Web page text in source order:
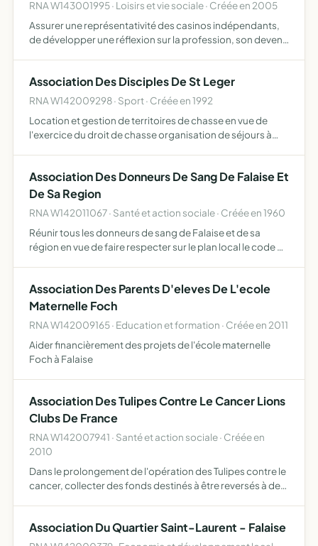
RNA W143001995 · Loisirs et vie sociale · Créée en 2005
Assurer une représentativité des casinos indépendants,
de développer une réflexion sur la profession, son devenir
Association Des Disciples De St Leger
RNA W142009298 · Sport · Créée en 1992
Location et gestion de territoires de chasse en vue de
l'exercice du droit de chasse organisation de séjours à
Association Des Donneurs De Sang De Falaise Et
De Sa Region
RNA W142011067 · Santé et action sociale · Créée en 1960
Réunir tous les donneurs de sang de Falaise et de sa
région en vue de faire respecter sur le plan local le code du
Association Des Parents D'eleves De L'ecole
Maternelle Foch
RNA W142009165 · Education et formation · Créée en 2011
Aider financièrement des projets de l'école maternelle
Foch à Falaise
Association Des Tulipes Contre Le Cancer Lions
Clubs De France
RNA W142007941 · Santé et action sociale · Créée en
2010
Dans le prolongement de l'opération des Tulipes contre le
cancer, collecter des fonds destinés à être reversés à des
Association Du Quartier Saint-Laurent - Falaise